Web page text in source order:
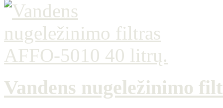
Vandens nugeležinimo